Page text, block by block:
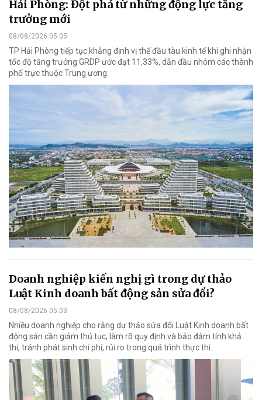
Hải Phòng: Đột phá từ những động lực tăng
trưởng mới
08/08/2026 05:05
TP Hải Phòng tiếp tục khẳng định vị thế đầu tàu kinh tế khi ghi nhận
tốc độ tăng trưởng GRDP ước đạt 11,33%, dẫn đầu nhóm các thành
phố trực thuộc Trung ương.
Doanh nghiệp kiến nghị gì trong dự thảo
Luật Kinh doanh bất động sản sửa đổi?
08/08/2026 05:03
Nhiều doanh nghiệp cho rằng dự thảo sửa đổi Luật Kinh doanh bất
động sản cần giảm thủ tục, làm rõ quy định và bảo đảm tính khả
thi, tránh phát sinh chi phí, rủi ro trong quá trình thực thi.